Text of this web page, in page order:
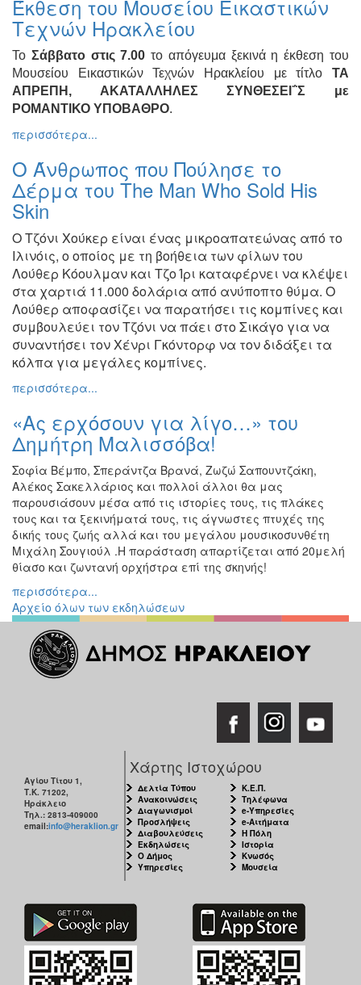
Ζωγραφική
Φωτογραφία
Τραγούδι
Μουσική
Κινηματογράφος
Χορός
Θέατρο
Παζάρι
Ειδών
Ημερίδες
-
Διημερίδες
Σεμινάρια-
Διαλέξεις-
Ομιλίες
Διάφορες
για
Παιδιά
Άλλες
Εκδηλώσεις
ΤΟΠΟΣ
ΔΗΜΟΣ
ΠΟΛΙΤΙΣΜΟΣ
Έκθεση του Μουσείου Εικαστικών
Τεχνών Ηρακλείου
Το Σάββατο στις 7.00 το απόγευμα ξεκινά η έκθεση του
Μουσείου Εικαστικών Τεχνών Ηρακλείου με τίτλο ΤΑ
ΑΠΡΕΠΗ, ΑΚΑΤΑΛΛΗΛΕΣ ΣΥΝΘΕΣΕΙ΅Σ με
ΡΟΜΑΝΤΙΚΟ ΥΠΟΒΑΘΡΟ.
περισσότερα...
Ο Άνθρωπος που Πούλησε το
Δέρμα του The Man Who Sold His
Skin
Ο Τζόνι Χούκερ είναι ένας μικροαπατεώνας από το
Ιλινόις, ο οποίος με τη βοήθεια των φίλων του
Λούθερ Κόουλμαν και Τζο Ίρι καταφέρνει να κλέψει
στα χαρτιά 11.000 δολάρια από ανύποπτο θύμα. Ο
Λούθερ αποφασίζει να παρατήσει τις κομπίνες και
συμβουλεύει τον Τζόνι να πάει στο Σικάγο για να
συναντήσει τον Χένρι Γκόντορφ να τον διδάξει τα
κόλπα για μεγάλες κομπίνες.
περισσότερα...
«Ας ερχόσουν για λίγο…» του
Δημήτρη Μαλισσόβα!
Σοφία Βέμπο, Σπεράντζα Βρανά, Ζωζώ Σαπουντζάκη,
Αλέκος Σακελλάριος και πολλοί άλλοι θα μας
παρουσιάσουν μέσα από τις ιστορίες τους, τις πλάκες
τους και τα ξεκινήματά τους, τις άγνωστες πτυχές της
δικής τους ζωής αλλά και του μεγάλου μουσικοσυνθέτη
Μιχάλη Σουγιούλ .Η παράσταση απαρτίζεται από 20μελή
θίασο και ζωντανή ορχήστρα επί της σκηνής!
περισσότερα...
Αρχείο όλων των εκδηλώσεων
Αγίου Τίτου 1,
Τ.Κ. 71202,
Ηράκλειο
Τηλ.: 2813-409000
email:info@heraklion.gr
Χάρτης Ιστοχώρου
Δελτία Τύπου
Ανακοινώσεις
Διαγωνισμοί
Προσλήψεις
Διαβουλεύσεις
Εκδηλώσεις
Ο Δήμος
Υπηρεσίες
Κ.Ε.Π.
Τηλέφωνα
e-Υπηρεσίες
e-Αιτήματα
Η Πόλη
Ιστορία
Κνωσός
Μουσεία